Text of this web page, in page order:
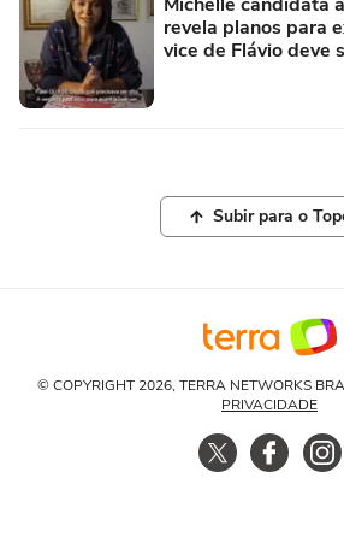
revela planos para
vice de Flávio deve
Subir para o
© COPYRIGHT 2026, TERRA NETWORKS
PRIVACIDADE